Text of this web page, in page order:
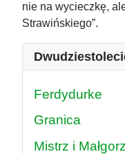
nie na wycieczkę,
Strawińskiego”.
Ferdydurke
Granica
Mistrz i